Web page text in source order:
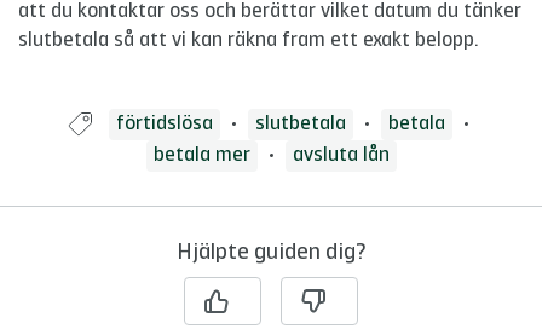
att du kontaktar oss och berättar vilket datum du tänker
slutbetala så att vi kan räkna fram ett exakt belopp.
Guide taggad med:
förtidslösa slutbetala
betala
betala mer
avsluta lån
Hjälpte guiden dig?